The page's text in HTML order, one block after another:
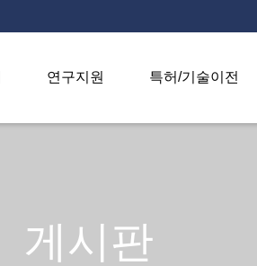
연구지원 특허/기술이전
게시판